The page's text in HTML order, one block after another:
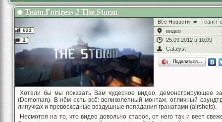
Team Fortress 2 The Storm
Все Новости ➨ Team
видео
25.09.2012 в 10:09
Catalyst
Поделиться…
Хотели бы мы показать Вам чудесное видео, демонстрирующее
(Demoman). В нём есть всё: великолепный монтаж, отличный
липучках и превосходные воздушные попадания гранатами (airshots).
Несмотря на то, что видео довольно старое, от него так и веет
623
2